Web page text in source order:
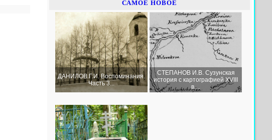
САМОЕ НОВОЕ
ДАНИЛОВ Г.И. Воспоминания.
Часть 3...
СТЕПАНОВ И.В. Сузунская
история с картографией XVIII
в....